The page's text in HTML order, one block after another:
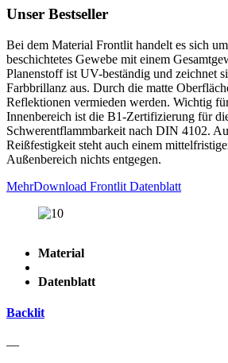
Unser Bestseller
Bei dem Material Frontlit handelt es sich
beschichtetes Gewebe mit einem
Planenstoff ist UV-beständig und zeichnet
Farbbrillanz aus. Durch die matte
Reflektionen vermieden werden. Wichtig
Innenbereich ist die B1-Zertifizierung für
Schwerentflammbarkeit nach DIN 4102.
Reißfestigkeit steht auch einem
Außenbereich nichts entgegen.
MehrDownload Frontlit Datenblatt
Material
Datenblatt
Backlit
—